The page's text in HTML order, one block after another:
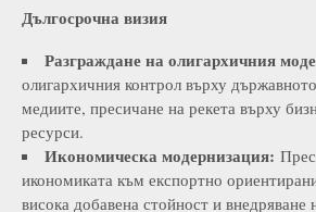
Дългосрочна визия
Разграждане на олигархичния
олигархичния контрол върху
медиите, пресичане на рекета върху
ресурси.
Икономическа модернизация:
икономиката към експортно
висока добавена стойност и внедряване